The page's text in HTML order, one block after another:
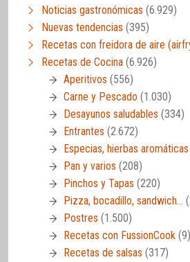
Noticias gastronómicas (6.929)
Nuevas tendencias (395)
Recetas con freidora de aire
Recetas de Cocina (6.926)
Aperitivos (556)
Carne y Pescado (1.030)
Desayunos saludables (334)
Entrantes (2.672)
Especias, hierbas aromáticas
Pan y varios (208)
Pinchos y Tapas (220)
Pizza, bocadillo, sandwich…
Postres (1.500)
Recetas con FussionCook (9)
Recetas de salsas (317)